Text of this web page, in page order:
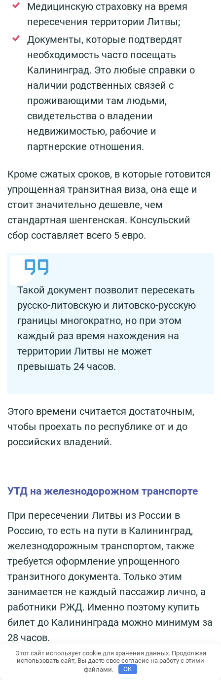
Медицинскую страховку на время
пересечения территории Литвы;
Документы, которые подтвердят
необходимость часто посещать
Калининград. Это любые справки о
наличии родственных связей с
проживающими там людьми,
свидетельства о владении
недвижимостью, рабочие и
партнерские отношения.
Кроме сжатых сроков, в которые готовится
упрощенная транзитная виза, она еще и
стоит значительно дешевле, чем
стандартная шенгенская. Консульский
сбор составляет всего 5 евро.
Такой документ позволит пересекать
русско-литовскую и литовско-русскую
границы многократно, но при этом
каждый раз время нахождения на
территории Литвы не может
превышать 24 часов.
Этого времени считается достаточным,
чтобы проехать по республике от и до
российских владений.
УТД на железнодорожном транспорте
При пересечении Литвы из России в
Россию, то есть на пути в Калининград,
железнодорожным транспортом, также
требуется оформление упрощенного
транзитного документа. Только этим
занимается не каждый пассажир лично, а
работники РЖД. Именно поэтому купить
билет до Калининграда можно минимум за
28 часов.
После оформления стандартного
проездного документа в кассах ваши
Этот сайт использует cookie для хранения данных. Продолжая
использовать сайт, Вы даете свое согласие на работу с этими
файлами.
OK